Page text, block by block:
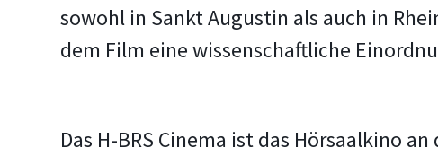
sowohl in Sankt Augustin als auch in
dem Film eine wissenschaftliche
Das H-BRS Cinema ist das Hörsaalkino